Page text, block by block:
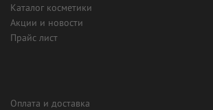
Каталог косметики
Акции и новости
Прайс лист
Оплата и доставка